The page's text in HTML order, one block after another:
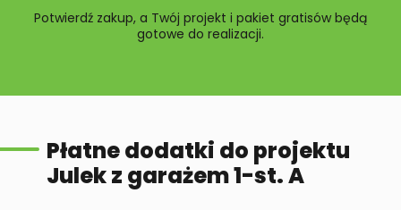
Potwierdź zakup, a Twój projekt i pakiet gratisów będą
gotowe do realizacji.
Płatne dodatki do projektu
Julek z garażem 1-st. A